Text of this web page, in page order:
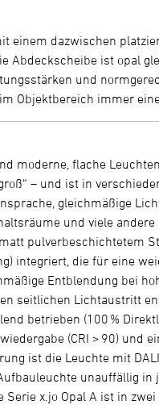
einem dazwischen
Abdeckscheibe ist opal
und
Objektbereich immer
moderne, flache
– und ist in
gleichmäßige
und viele
pulverbeschichtetem
integriert, die für eine
Entblendung bei
seitlichen Lichtaustritt
betrieben (100 %
(CRI > 90) und
ist die Leuchte mit
unauffällig
Serie x.jo Opal A ist in